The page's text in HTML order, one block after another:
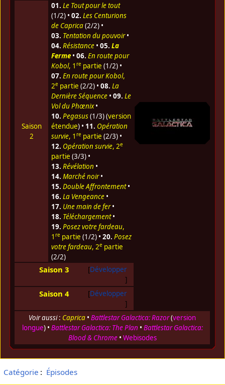
Saison
2
01. Le Tout pour le tout
(1/2) • 02. Les Centurions
de Caprica(2/2) •
03. Tentation du pouvoir•
04. Résistance• 05. La
Ferme• 06. En route pour
Kobol, 1 repartie (1/2) •
07. En route pour Kobol,
2epartie (2/2) • 08. La
Dernière Séquence• 09. Le
Vol du Phœnix•
10. Pegasus(1/3) (version
étendue) • 11. Opération
survie, 1 repartie (2/3) •
12. Opération survie, 2e
partie (3/3) •
13. Révélation •
14. Marché noir•
15. Double Affrontement•
16. La Vengeance•
17. Une main de fer•
18. Téléchargement•
19. Posez votre fardeau,
1 repartie (1/2) • 20. Posez
votre fardeau, 2epartie
(2/2)
Développer
Saison 3
Développer
Saison 4
Voir aussi: Caprica •Battlestar Galactica: Razor(version
longue) • Battlestar Galactica: The Plan • Battlestar Galactica:
Blood & Chrome• Webisodes
Catégorie : Épisodes